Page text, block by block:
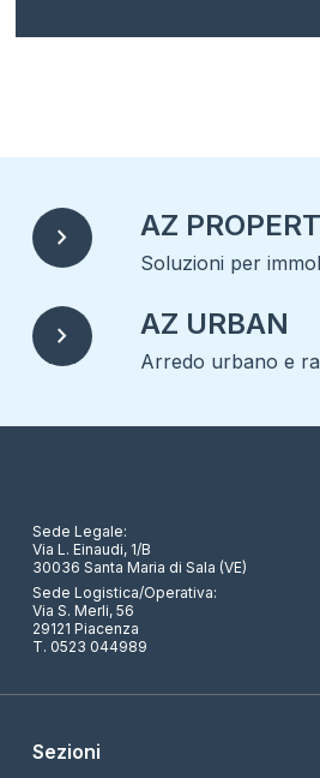
chevron_right AZ
Soluzioni per
chevron_right AZ URBAN
Arredo urbano e
Sede Legale:
Via L. Einaudi, 1/B
30036 Santa Maria di Sala (VE)
Sede Logistica/Operativa:
Via S. Merli, 56
29121 Piacenza
T. 0523 044989
Sezioni